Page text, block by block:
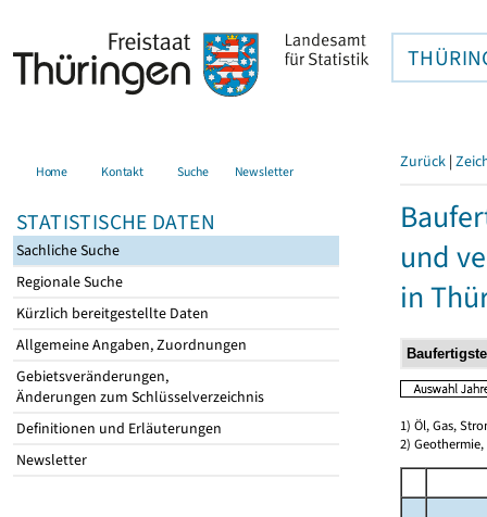
Home Kontakt Suche Newsletter
STATISTISCHE DATEN
Sachliche Suche
Regionale Suche
Kürzlich bereitgestellte Daten
Allgemeine Angaben, Zuordnungen
Gebietsveränderungen,
Änderungen zum Schlüsselverzeichnis
Definitionen und Erläuterungen
Newsletter
Zurück |
und
in
1) Öl, Gas,
2)